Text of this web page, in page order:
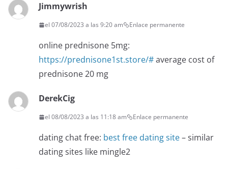
Jimmywrish
el 07/08/2023 a las 9:20 am Enlace permanente
online prednisone 5mg:
https://prednisone1st.store/#average cost of
prednisone 20 mg
DerekCig
el 08/08/2023 a las 11:18 am Enlace permanente
dating chat free: best free dating site– similar
dating sites like mingle2